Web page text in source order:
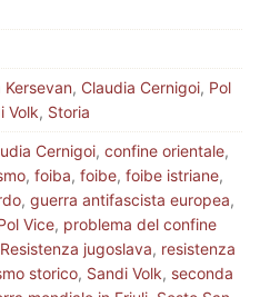
Kersevan, Claudia Cernigoi, Pol
Volk, Storia
Cernigoi, confine orientale,
, foiba, foibe, foibe istriane,
, guerra antifascista europea,
Vice, problema del confine
Resistenza jugoslava, resistenza
storico, Sandi Volk, seconda